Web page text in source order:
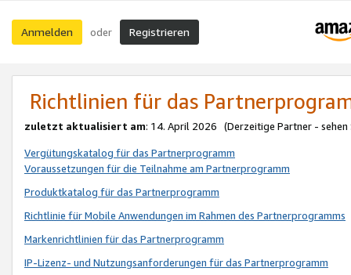
Anmelden oder Registrieren
Richtlinien für das
zuletzt aktualisiert am: 14. April 2026 (Derzeitige Partner - sehen
Vergütungskatalog für das Partnerprogramm
Voraussetzungen für die Teilnahme am Partnerprogramm
Produktkatalog für das Partnerprogramm
Richtlinie für Mobile Anwendungen im Rahmen des Partnerprogramms
Markenrichtlinien für das Partnerprogramm
IP-Lizenz- und Nutzungsanforderungen für das Partnerprogramm